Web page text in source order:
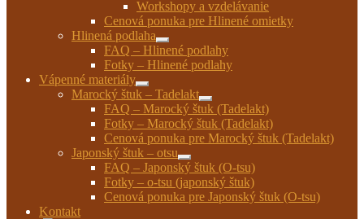
Workshopy a vzdelávanie
Cenová ponuka pre Hlinené omietky
Hlinená podlaha
Rozbaliť
podradené
menu
FAQ – Hlinené podlahy
Fotky – Hlinené podlahy
Vápenné materiály
Rozbaliť
podradené
menu
Marocký štuk – Tadelakt
Rozbaliť
podradené
menu
FAQ – Marocký štuk (Tadelakt)
Fotky – Marocký štuk (Tadelakt)
Cenová ponuka pre Marocký štuk (Tadelakt)
Japonský štuk – otsu
Rozbaliť
podradené
menu
FAQ – Japonský štuk (O-tsu)
Fotky – o-tsu (japonský štuk)
Cenová ponuka pre Japonský štuk (O-tsu)
Kontakt